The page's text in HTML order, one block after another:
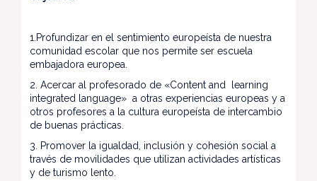
1.Profundizar en el sentimiento europeísta de nuestra
comunidad escolar que nos permite ser escuela
embajadora europea.
2. Acercar al profesorado de «Content and learning
integrated language» a otras experiencias europeas y a
otros profesores a la cultura europeísta de intercambio
de buenas prácticas.
3. Promover la igualdad, inclusión y cohesión social a
través de movilidades que utilizan actividades artísticas
y de turismo lento.